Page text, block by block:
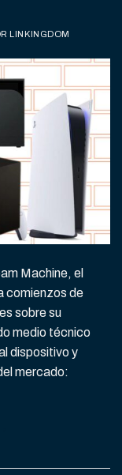
LINKINGDOM
Machine, el
comienzos de
sobre su
medio técnico
dispositivo y
mercado: